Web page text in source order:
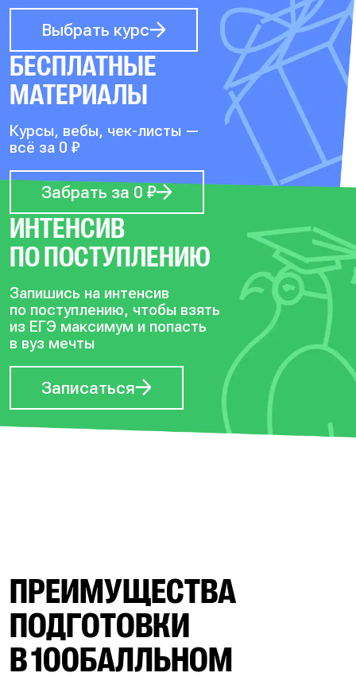
Выбрать курс
БЕСПЛАТНЫЕ
МАТЕРИАЛЫ
Курсы, вебы, чек-листы —
всё за 0 ₽
Забрать за 0 ₽
ИНТЕНСИВ
ПО ПОСТУПЛЕНИЮ
Запишись на интенсив
по поступлению, чтобы взять
из ЕГЭ максимум и попасть
в вуз мечты
Записаться
ПРЕИМУЩЕСТВА
ПОДГОТОВКИ
В 100БАЛЛЬНОМ